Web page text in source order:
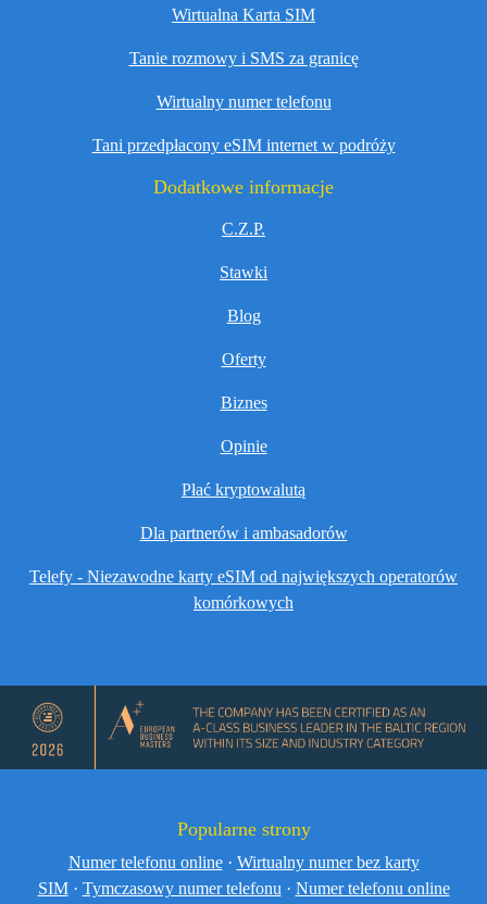
Wirtualna Karta SIM
Tanie rozmowy i SMS za granicę
Wirtualny numer telefonu
Tani przedpłacony eSIM internet w podróży
Dodatkowe informacje
C.Z.P.
Stawki
Blog
Oferty
Biznes
Opinie
Płać kryptowalutą
Dla partnerów i ambasadorów
Telefy - Niezawodne karty eSIM od największych operatorów
komórkowych
Popularne strony
Numer telefonu online · Wirtualny numer bez karty
SIM · Tymczasowy numer telefonu · Numer telefonu online